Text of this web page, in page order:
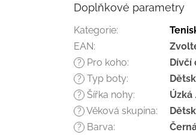
Doplňkové parametry
Kategorie:
EAN:
? Pro koho: Dívčí
? Typ boty:
? Šířka nohy:
? Věková skupina:
? Barva: